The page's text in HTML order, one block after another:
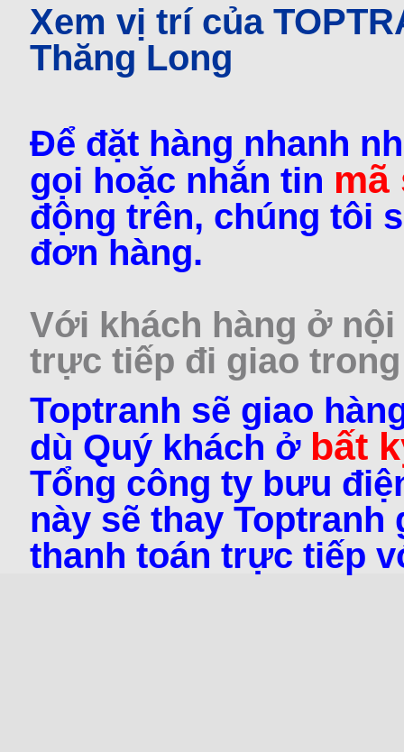
Xem vị trí của
Thăng Long
Để đặt hàng nhanh
gọi hoặc nhắn tin
động trên, chúng tôi
đơn hàng.
Với khách hàng ở
trực tiếp đi giao trong
Toptranh sẽ giao
dù Quý khách ở bất
Tổng công ty bưu
này sẽ thay
thanh toán trực tiếp